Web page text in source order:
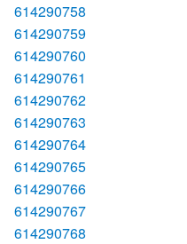
614290758
614290759
614290760
614290761
614290762
614290763
614290764
614290765
614290766
614290767
614290768